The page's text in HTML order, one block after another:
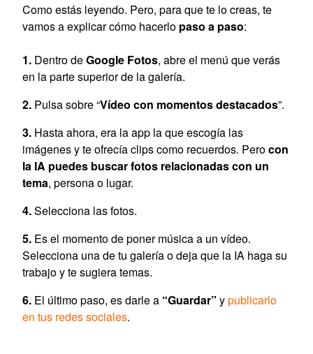
Como estás leyendo. Pero, para que te lo creas, te
vamos a explicar cómo hacerlo paso a paso:
Dentro deGoogle Fotos, abre el menú que verás
en la parte superior de la galería.
Pulsa sobre “Vídeo con momentos destacados”.
Hasta ahora, era la app la que escogía las
imágenes y te ofrecía clips como recuerdos. Perocon
la IA puedes buscar fotos relacionadas con un
tema, persona o lugar.
Selecciona las fotos.
Es el momento de poner música a un vídeo.
Selecciona una de tu galería o deja que la IA haga su
trabajo y te sugiera temas.
El último paso, es darle a “Guardar” ypublicarlo
en tus redes sociales.